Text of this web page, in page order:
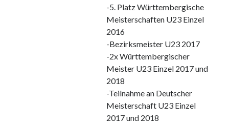
-5. Platz Württembergische
Meisterschaften U23 Einzel
2016
-Bezirksmeister U23 2017
-2x Württembergischer
Meister U23 Einzel 2017 und
2018
-Teilnahme an Deutscher
Meisterschaft U23 Einzel
2017 und 2018